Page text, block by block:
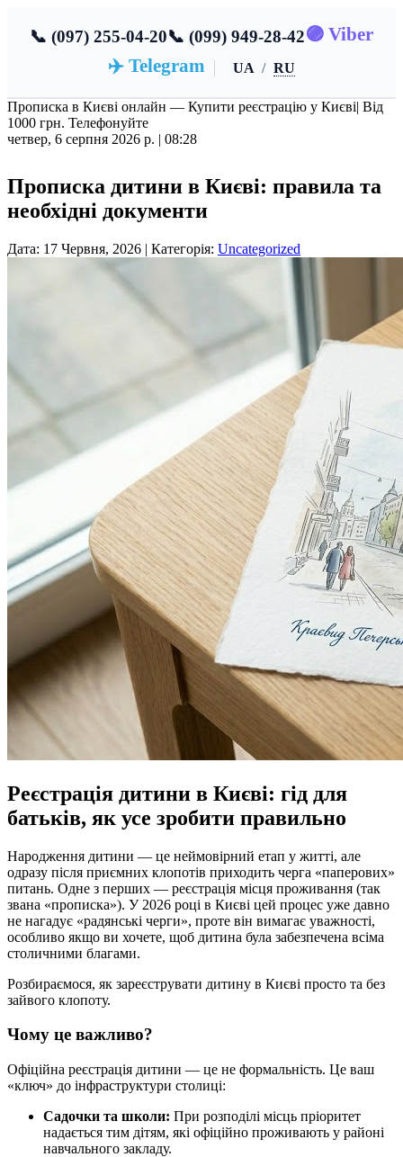
📞 (097) 255-04-20📞 (099) 949-28-42🟣 Viber
✈️ Telegram
UA / RU
Прописка в Києві онлайн — Купити реєстрацію у Києві| Від
1000 грн. Телефонуйте
четвер, 6 серпня 2026 р. | 08:28
Прописка дитини в Києві: правила та
необхідні документи
Дата: 17 Червня, 2026 | Категорія: Uncategorized
Реєстрація дитини в Києві: гід для
батьків, як усе зробити правильно
Народження дитини — це неймовірний етап у житті, але
одразу після приємних клопотів приходить черга «паперових»
питань. Одне з перших — реєстрація місця проживання (так
звана «прописка»). У 2026 році в Києві цей процес уже давно
не нагадує «радянські черги», проте він вимагає уважності,
особливо якщо ви хочете, щоб дитина була забезпечена всіма
столичними благами.
Розбираємося, як зареєструвати дитину в Києві просто та без
зайвого клопоту.
Чому це важливо?
Офіційна реєстрація дитини — це не формальність. Це ваш
«ключ» до інфраструктури столиці:
Садочки та школи: При розподілі місць пріоритет
надається тим дітям, які офіційно проживають у районі
навчального закладу.